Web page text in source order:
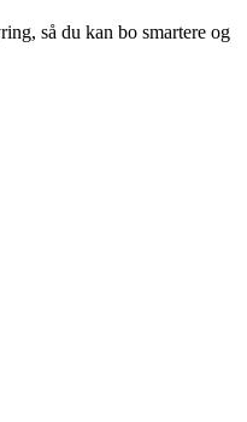
så du kan bo smartere og